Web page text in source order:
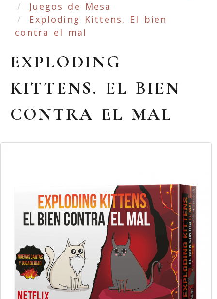
Juegos de Mesa
Exploding Kittens. El bien
contra el mal
EXPLODING
KITTENS. EL BIEN
CONTRA EL MAL